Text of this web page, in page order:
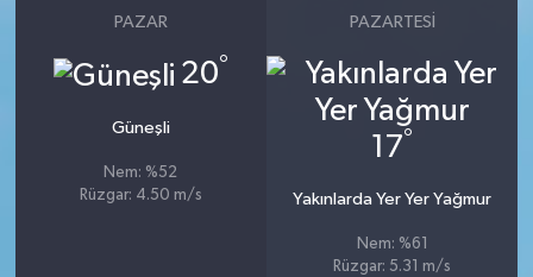
PAZAR
20°
Güneşli
Nem: %52
Rüzgar: 4.50 m/s
PAZARTESI
17°
Yakınlarda Yer Yer Yağmur
Nem: %61
Rüzgar: 5.31 m/s